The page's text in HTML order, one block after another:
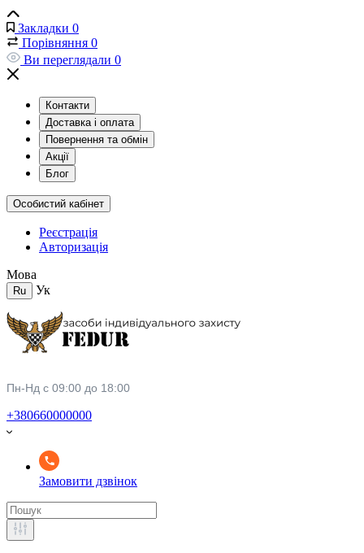
Закладки 0
Порівняння 0
Ви переглядали 0
Контакти
Доставка і оплата
Повернення та обмін
Акції
Блог
Особистий кабінет
Реєстрація
Авторизація
Мова
Ru Ук
Пн-Нд с 09:00 до 18:00
+380660000000
Замовити дзвінок